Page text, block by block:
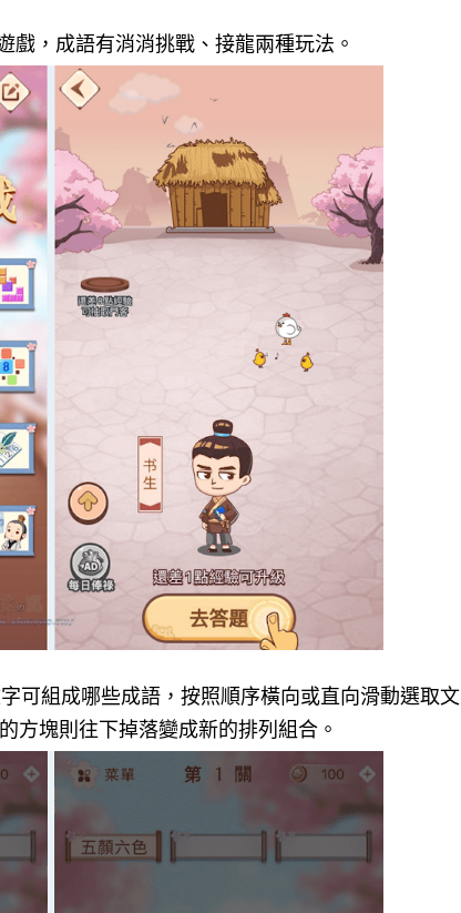
戲，成語有消消挑戰、接龍兩種玩法。
可組成哪些成語，按照順序橫向或直向滑動選取文
方塊則往下掉落變成新的排列組合。